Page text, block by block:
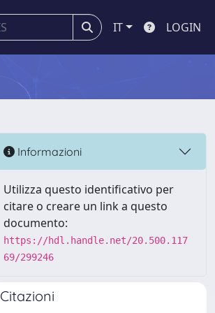
IT LOGIN
Informazioni
Utilizza questo identificativo per
citare o creare un link a questo
documento:
https://hdl.handle.net/20.500.117
69/299246
Citazioni